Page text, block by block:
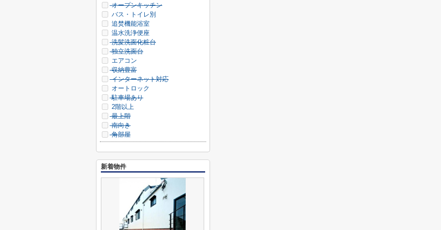
オープンキッチン
バス・トイレ別
追焚機能浴室
温水洗浄便座
洗髪洗面化粧台
独立洗面台
エアコン
収納豊富
インターネット対応
オートロック
駐車場あり
2階以上
最上階
南向き
角部屋
新着物件